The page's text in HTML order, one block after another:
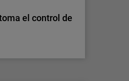
el control de